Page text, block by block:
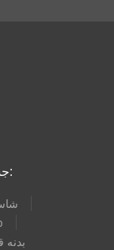
جستجوهای فعلی ماشین‌آلات:
بدنه